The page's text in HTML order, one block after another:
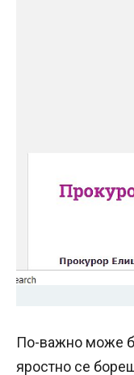
По-важно може
яростно се